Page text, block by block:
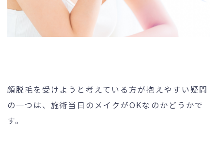
- マッサージピール
- ダーマペン4
- 他院抜糸・ホッチキス除去
顔脱毛を受けようと考えている方が抱えやすい疑問
の一つは、施術当日のメイクがOKなのかどうかで
す。